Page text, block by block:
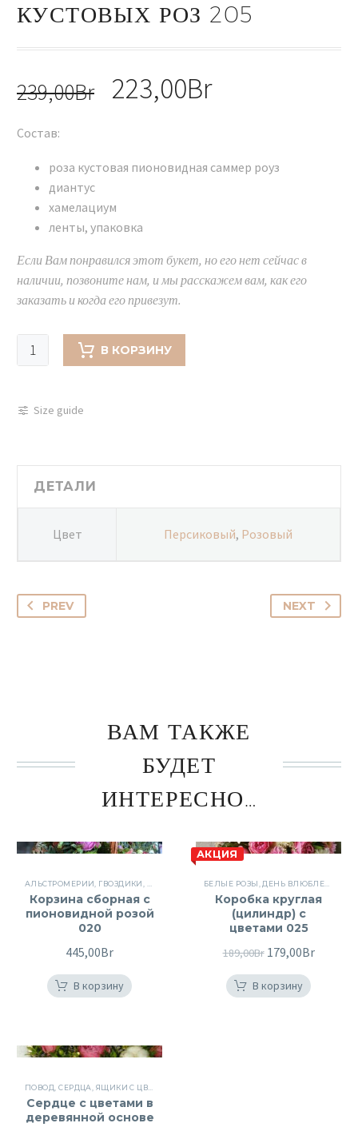
КУСТОВЫХ РОЗ 205
239,00Br
Первоначальная
239,00Br.
223,00BrТекущая
Состав:
роза кустовая пионовидная саммер роуз
диантус
хамелациум
ленты, упаковка
Если Вам понравился этот букет, но его нет сейчас в
наличии, позвоните нам, и мы расскажем вам, как его
заказать и когда его привезут.
Количество
товара
из
роз
205
В КОРЗИНУ
Size guide
ДЕТАЛИ
Цвет Персиковый, Розовый
PREV NEXT
ВАМ ТАКЖЕ
БУДЕТ
ИНТЕРЕСНО…
АЛЬСТРОМЕРИИ, ГВОЗДИКИ , КОРЗИНЫ КОРЗИНЫ ,КОРЗИНЫ С ЦВЕТАМИ
Корзина сборная с
пионовидной розой
020
445,00Br
В корзину
АКЦИЯ
БЕЛЫЕ РОЗЫ ,ДЕНЬ ВЛЮБЛЕННЫХ
Коробка круглая
(цилиндр) с
цветами 025
189,00Br
цена
составляла
179,00Br
В корзину
ПОВОД,СЕРДЦА, ЯЩИКИ С ЦВЕТАМИ
Сердце с цветами в
деревянной основе